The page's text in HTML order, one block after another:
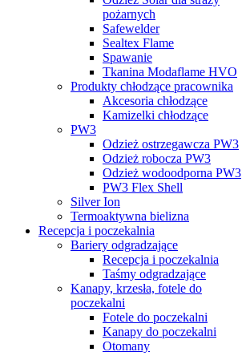
pożarnych
Safewelder
Sealtex Flame
Spawanie
Tkanina Modaflame HVO
Produkty chłodzące pracownika
Akcesoria chłodzące
Kamizelki chłodzące
PW3
Odzież ostrzegawcza PW3
Odzież robocza PW3
Odzież wodoodporna PW3
PW3 Flex Shell
Silver Ion
Termoaktywna bielizna
Recepcja i poczekalnia
Bariery odgradzające
Recepcja i poczekalnia
Taśmy odgradzające
Kanapy, krzesła, fotele do
poczekalni
Fotele do poczekalni
Kanapy do poczekalni
Otomany